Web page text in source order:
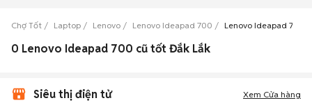
Chợ Tốt Laptop Lenovo Lenovo Ideapad 700 Lenovo Ideapad 700
0 Lenovo Ideapad 700 cũ tốt Đắk Lắk
Siêu thị điện tử Xem Cửa hàng